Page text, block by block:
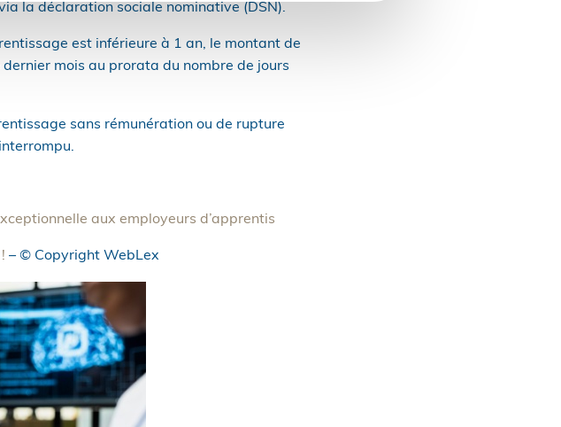
la déclaration sociale nominative (DSN).
est inférieure à 1 an, le montant de
mois au prorata du nombre de jours
sans rémunération ou de rupture
aux employeurs d’apprentis
– © Copyright WebLex